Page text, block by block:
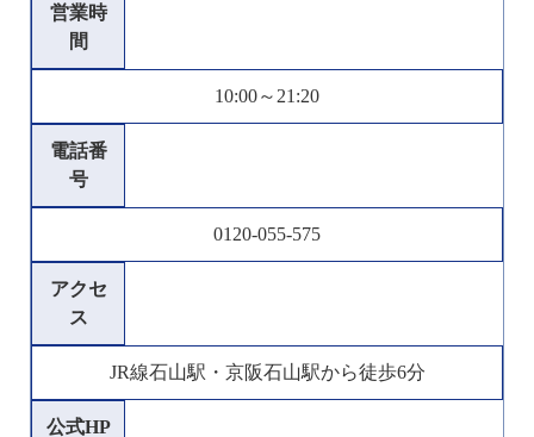
営業時
間
10:00～21:20
電話番
号
0120-055-575
アクセ
ス
JR線石山駅・京阪石山駅から徒歩6分
公式HP